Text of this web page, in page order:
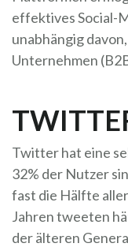
effektives Social-
unabhängig
Unternehmen
Twitter hat eine
32% der Nutzer
fast die Hälfte
Jahren tweeten
der älteren